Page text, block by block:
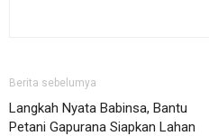
Berita sebelumya
Langkah Nyata Babinsa, Bantu
Petani Gapurana Siapkan Lahan